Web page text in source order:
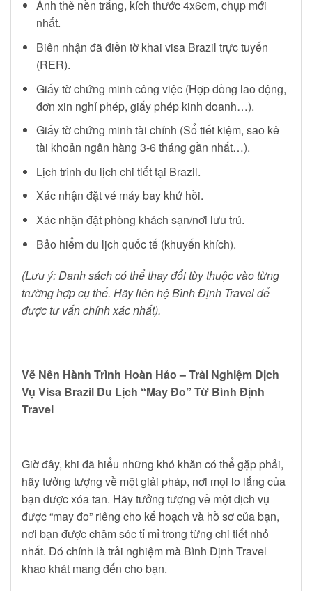
Ảnh thẻ nền trắng, kích thước 4x6cm, chụp mới
nhất.
Biên nhận đã điền tờ khai visa Brazil trực tuyến
(RER).
Giấy tờ chứng minh công việc (Hợp đồng lao động,
đơn xin nghỉ phép, giấy phép kinh doanh…).
Giấy tờ chứng minh tài chính (Sổ tiết kiệm, sao kê
tài khoản ngân hàng 3-6 tháng gần nhất…).
Lịch trình du lịch chi tiết tại Brazil.
Xác nhận đặt vé máy bay khứ hồi.
Xác nhận đặt phòng khách sạn/nơi lưu trú.
Bảo hiểm du lịch quốc tế (khuyến khích).
(Lưu ý: Danh sách có thể thay đổi tùy thuộc vào từng
trường hợp cụ thể. Hãy liên hệ Bình Định Travel để
được tư vấn chính xác nhất).
Vẽ Nên Hành Trình Hoàn Hảo – Trải Nghiệm Dịch
Vụ Visa Brazil Du Lịch “May Đo” Từ Bình Định
Travel
Giờ đây, khi đã hiểu những khó khăn có thể gặp phải,
hãy tưởng tượng về một giải pháp, nơi mọi lo lắng của
bạn được xóa tan. Hãy tưởng tượng về một dịch vụ
được “may đo” riêng cho kế hoạch và hồ sơ của bạn,
nơi bạn được chăm sóc tỉ mỉ trong từng chi tiết nhỏ
nhất. Đó chính là trải nghiệm mà Bình Định Travel
khao khát mang đến cho bạn.